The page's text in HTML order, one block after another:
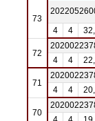
73
4
4
72
4
4
71
4
4
70